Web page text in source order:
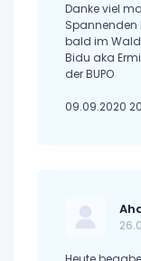
Danke viel
Spannenden
bald im Wald
Bidu aka
der BUPO
09.09.2020